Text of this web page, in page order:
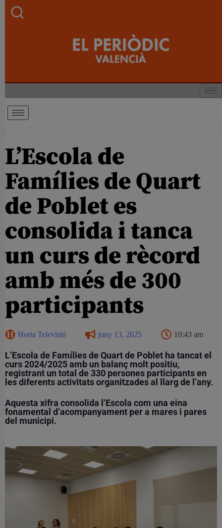
L’Escola de
Famílies de Quart
de Poblet es
consolida i tanca
un curs de rècord
amb més de 300
participants
Horta Televisió juny 13, 2025 10:43 am
L’Escola de Famílies de Quart de Poblet ha tancat el
curs 2024/2025 amb un balanç molt positiu,
registrant un total de 330 persones participants en
les diferents activitats organitzades al llarg de l’any.
Aquesta xifra consolida l’Escola com una eina
fonamental d’acompanyament per a mares i pares
del municipi.